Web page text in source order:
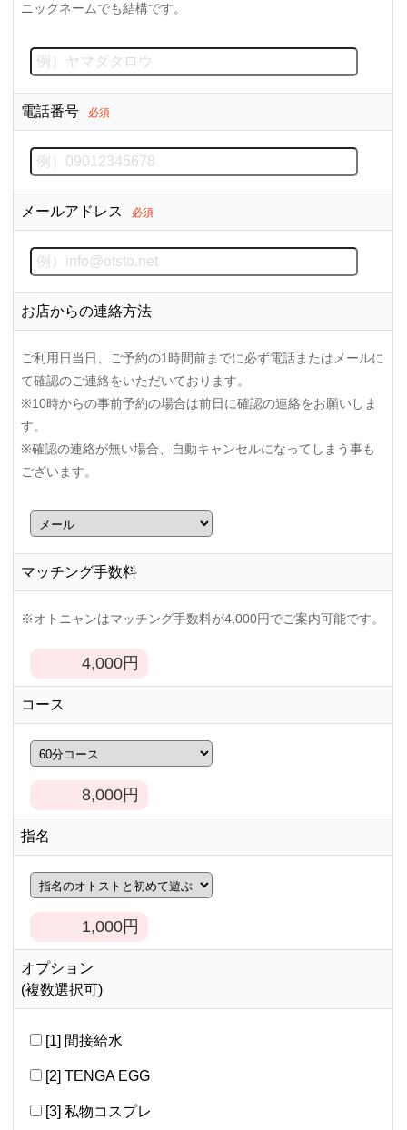
ニックネームでも結構です。
電話番号 必須
メールアドレス 必須
お店からの連絡方法
ご利用日当日、ご予約の1時間前までに必ず電話またはメールに
て確認のご連絡をいただいております。
※10時からの事前予約の場合は前日に確認の連絡をお願いしま
す。
※確認の連絡が無い場合、自動キャンセルになってしまう事も
ございます。
マッチング手数料
※オトニャンはマッチング手数料が4,000円でご案内可能です。
4,000円
コース
8,000円
指名
1,000円
オプション
(複数選択可)
[1] 間接給水
[2] TENGA EGG
[3] 私物コスプレ